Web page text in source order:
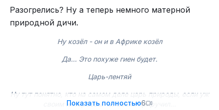
Разогрелись? Ну а теперь немного матерной
природной дичи.
Ну козёл - он и в Африке козёл
Да… Это похуже гиен будет.
Царь-лентяй
Ну тут понятно, кто на самом деле царь природы, если уж
своим интересам человека приручил…
Показать полностью6